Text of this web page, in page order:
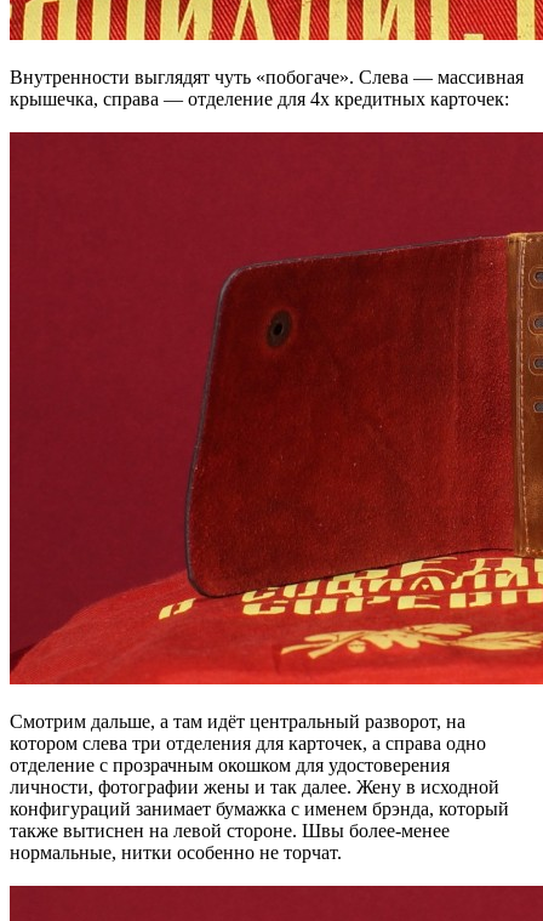
Внутренности выглядят чуть «побогаче». Слева — массивная
крышечка, справа — отделение для 4х кредитных карточек:
Смотрим дальше, а там идёт центральный разворот, на
котором слева три отделения для карточек, а справа одно
отделение с прозрачным окошком для удостоверения
личности, фотографии жены и так далее. Жену в исходной
конфигураций занимает бумажка с именем брэнда, который
также вытиснен на левой стороне. Швы более-менее
нормальные, нитки особенно не торчат.